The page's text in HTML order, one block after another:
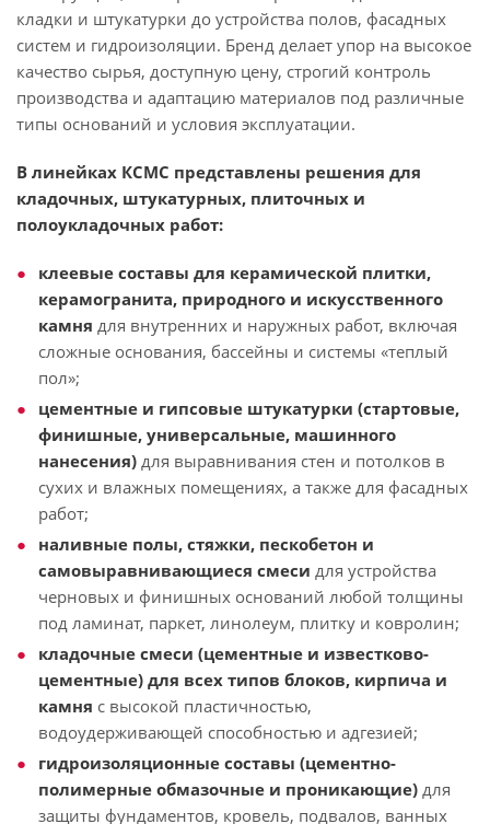
кладки и штукатурки до устройства полов, фасадных
систем и гидроизоляции. Бренд делает упор на высокое
качество сырья, доступную цену, строгий контроль
производства и адаптацию материалов под различные
типы оснований и условия эксплуатации.
В линейках КСМС представлены решения для
кладочных, штукатурных, плиточных и
полоукладочных работ:
клеевые составы для керамической плитки,
керамогранита, природного и искусственного
камня для внутренних и наружных работ, включая
сложные основания, бассейны и системы «теплый
пол»;
цементные и гипсовые штукатурки (стартовые,
финишные, универсальные, машинного
нанесения) для выравнивания стен и потолков в
сухих и влажных помещениях, а также для фасадных
работ;
наливные полы, стяжки, пескобетон и
самовыравнивающиеся смеси для устройства
черновых и финишных оснований любой толщины
под ламинат, паркет, линолеум, плитку и ковролин;
кладочные смеси (цементные и известково-
цементные) для всех типов блоков, кирпича и
камня с высокой пластичностью,
водоудерживающей способностью и адгезией;
гидроизоляционные составы (цементно-
полимерные обмазочные и проникающие) для
защиты фундаментов, кровель, подвалов, ванных